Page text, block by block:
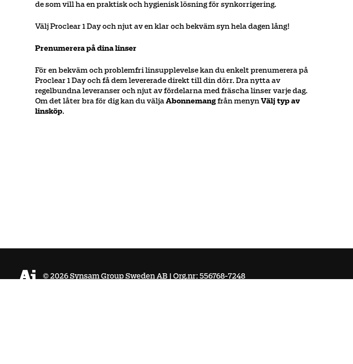
de som vill ha en praktisk och hygienisk lösning för synkorrigering.
Välj Proclear 1 Day och njut av en klar och bekväm syn hela dagen lång!
Prenumerera på dina linser
För en bekväm och problemfri linsupplevelse kan du enkelt prenumerera på
Proclear 1 Day och få dem levererade direkt till din dörr. Dra nytta av
regelbundna leveranser och njut av fördelarna med fräscha linser varje dag.
Om det låter bra för dig kan du väljaAbonnemangfrån menynVälj typ av
linsköp.
©2026Synsam Group Sweden AB | Org.nr: 556768-7248